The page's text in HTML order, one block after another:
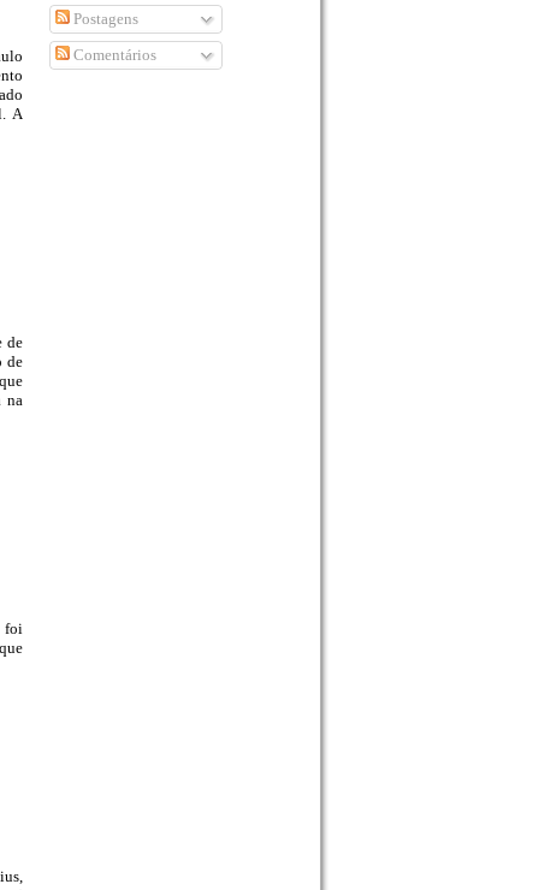
A
de
de
na
foi
Postagens
Comentários